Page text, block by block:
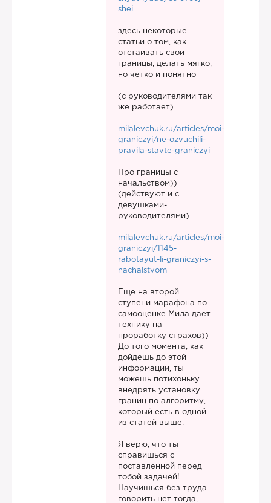
shei
здесь некоторые
статьи о том, как
отстаивать свои
границы, делать мягко,
но четко и понятно
(с руководителями так
же работает)
milalevchuk.ru/articles/moi-
graniczyi/ne-ozvuchili-
pravila-stavte-graniczyi
Про границы с
начальством))
(действуют и с
девушками-
руководителями)
milalevchuk.ru/articles/moi-
graniczyi/1145-
rabotayut-li-graniczyi-s-
nachalstvom
Еще на второй
ступени марафона по
самооценке Мила дает
технику на
проработку страхов))
До того момента, как
дойдешь до этой
информации, ты
можешь потихоньку
внедрять установку
границ по алгоритму,
который есть в одной
из статей выше.
Я верю, что ты
справишься с
поставленной перед
тобой задачей!
Научишься без труда
говорить нет тогда,